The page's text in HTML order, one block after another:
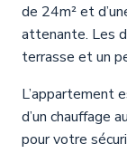
de 24m² et
attenante. Les
terrasse et un
L’appartement
d’un chauffage
pour votre